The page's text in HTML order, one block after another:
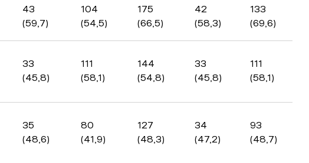
43
(59,7)
104
(54,5)
175
(66,5)
42
(58,3)
133
(69,6)
33
(45,8)
111
(58,1)
144
(54,8)
33
(45,8)
111
(58,1)
35
(48,6)
80
(41,9)
127
(48,3)
34
(47,2)
93
(48,7)